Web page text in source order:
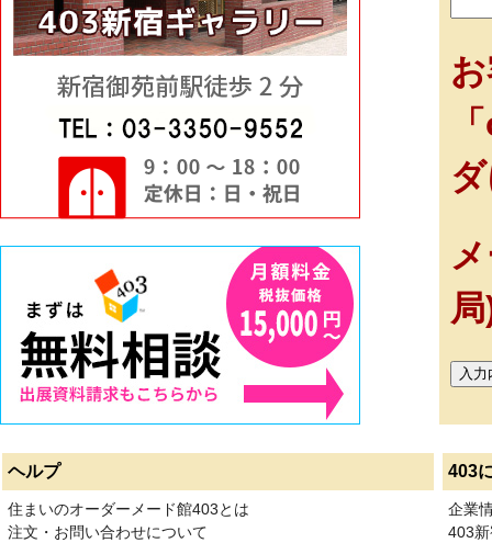
ヘルプ 403
住まいのオーダーメード館403とは
注文・お問い合わせについて
企業
403